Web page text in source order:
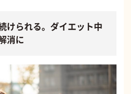
けられる。ダイエット中
消に